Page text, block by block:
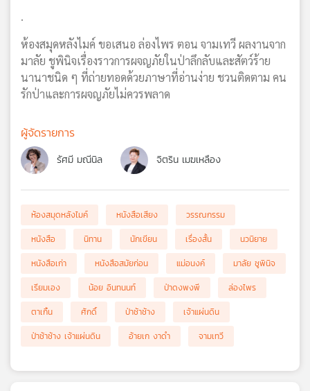
.
ห้องสมุดหลังไมค์ ขอเสนอ ล่องไพร ตอน จามเทวี ผลงานจาก
มาลัย ชูพินิจเรื่องราวการผจญภัยในป่าลึกลับและสัตว์ร้าย
นานาชนิด ๆ ที่ถ่ายทอดด้วยภาษาที่อ่านง่าย ชวนติดตาม คน
รักป่าและการผจญภัยไม่ควรพลาด
ผู้จัดรายการ
รัศมี มณีนิล จิตริน เมฆเหลือง
ห้องสมุดหลังไมค์ หนังสือเสียง
วรรณกรรม
หนังสือ
นิทาน นักเขียน เรื่องสั้น
นวนิยาย
หนังสือเก่า
หนังสือสมัยก่อน แม่อนงค์
มาลัย ชูพินิจ
เรียมเอง
น้อย อินทนนท์ ป่าดงพงพี
ล่องไพร
ตาเกิ้น
ศักดิ์ ป่าช้าช้าง
เจ้าแผ่นดิน
ป่าช้าช้าง เจ้าแผ่นดิน
อ้ายเก งาดำ จามเทวี